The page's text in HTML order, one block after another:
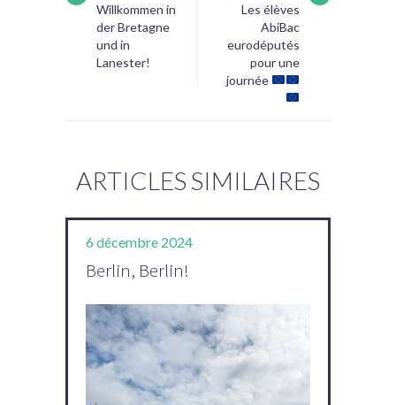
Willkommen in
der Bretagne
und in
Lanester!
Les élèves
AbiBac
eurodéputés
pour une
journée
ARTICLES SIMILAIRES
6 décembre 2024
Berlin, Berlin!